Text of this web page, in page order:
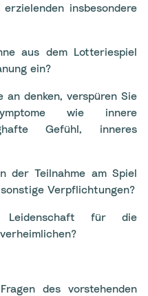
insbesondere
aus dem Lotteriespiel
ein?
an denken, verspüren Sie
wie innere
Gefühl, inneres
der Teilnahme am Spiel
Verpflichtungen?
für die
Fragen des vorstehenden